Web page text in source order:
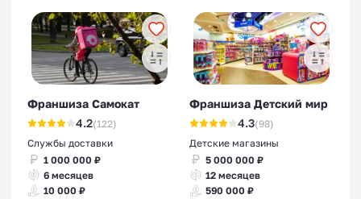
Франшиза Самокат
4.2(122)
Службы доставки
1 000 000 ₽
6 месяцев
10 000 ₽
Франшиза Детский мир
4.3(98)
Детские магазины
5 000 000 ₽
12 месяцев
590 000 ₽